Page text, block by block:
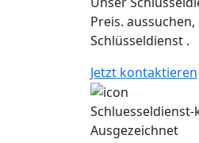
Preis.
Schlüsseldienst .
Jetzt kontaktieren
Schluesseldienst-
Ausgezeichnet